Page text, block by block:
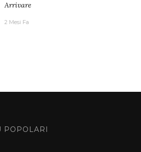
Arrivare
2 Mesi Fa
POPOLARI